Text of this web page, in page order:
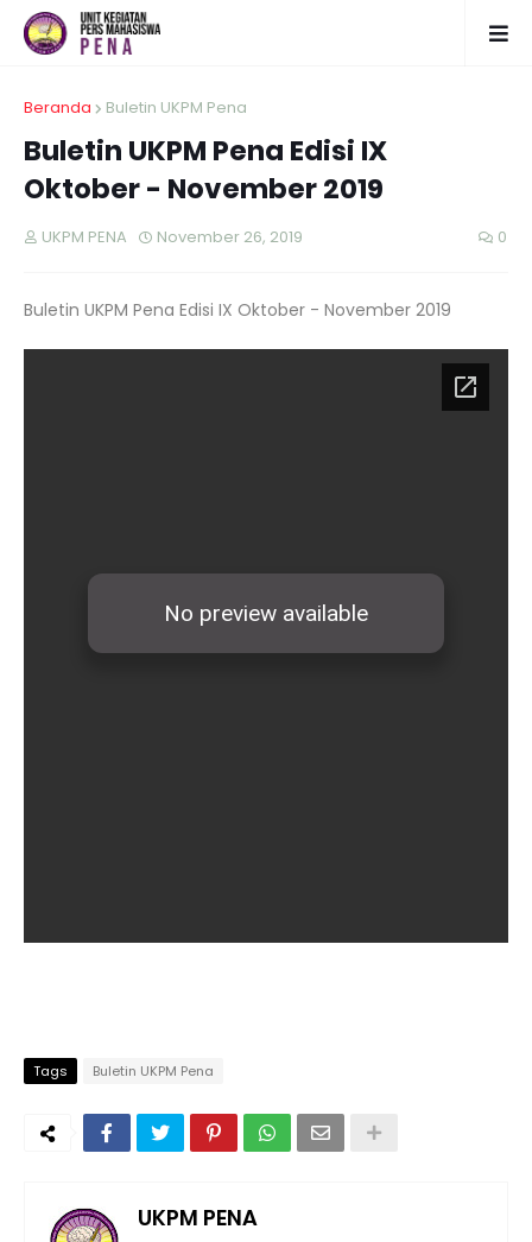
Beranda Buletin UKPM Pena
Buletin UKPM Pena Edisi IX
Oktober - November 2019
UKPM PENA November 26, 2019 0
Buletin UKPM Pena Edisi IX Oktober - November 2019
Tags Buletin UKPM Pena
UKPM PENA